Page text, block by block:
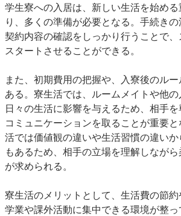
学生寮への入居は、新しい生活を始め
り、多くの準備が必要となる。手続きの
契約内容の確認をしっかり行うことで
スタートさせることができる。
また、初期費用の把握や、入寮後のル
ある。寮生活では、ルームメイトや他
日々の生活に影響を与えるため、相手
コミュニケーションを取ることが重要
活では価値観の違いや生活習慣の違い
もあるため、相手の立場を理解しなが
が求められる。
寮生活のメリットとして、生活費の節約
学業や課外活動に集中できる環境が整